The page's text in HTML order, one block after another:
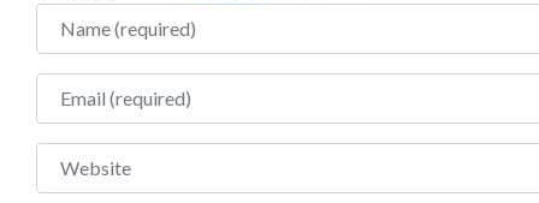
Name
Email
Website